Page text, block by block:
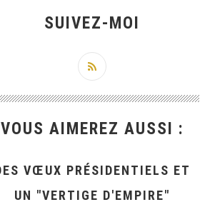
SUIVEZ-MOI
VOUS AIMEREZ AUSSI :
VŒUX PRÉSIDENTIELS ET
UN "VERTIGE D'EMPIRE"